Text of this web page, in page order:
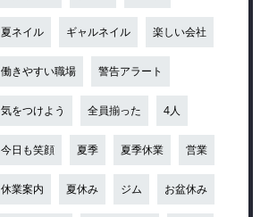
夏ネイル ギャルネイル 楽しい会社
働きやすい職場 警告アラート
気をつけよう 全員揃った 4人
今日も笑顔 夏季 夏季休業 営業
休業案内 夏休み ジム お盆休み